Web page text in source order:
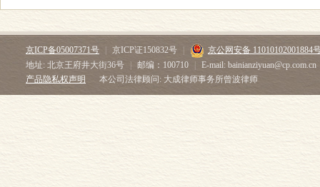
京ICP备05007371号 京ICP证150832号
京公网安备 11010102001884
地址: 北京王府井大街36号
邮编：100710
E-mail: bainianziyuan@cp.com.cn
产品隐私权声明
本公司法律顾问: 大成律师事务所曾波律师